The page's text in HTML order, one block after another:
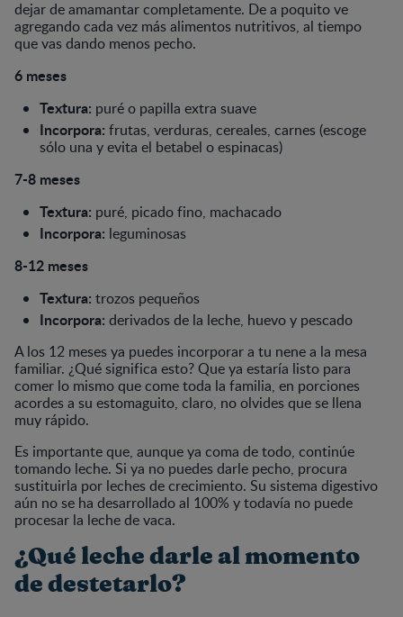
dejar de amamantar completamente. De a poquito ve
agregando cada vez más alimentos nutritivos, al tiempo
que vas dando menos pecho.
6 meses
Textura: puré o papilla extra suave
Incorpora: frutas, verduras, cereales, carnes (escoge
sólo una y evita el betabel o espinacas)
7-8 meses
Textura: puré, picado fino, machacado
Incorpora: leguminosas
8-12 meses
Textura: trozos pequeños
Incorpora: derivados de la leche, huevo y pescado
A los 12 meses ya puedes incorporar a tu nene a la mesa
familiar. ¿Qué significa esto? Que ya estaría listo para
comer lo mismo que come toda la familia, en porciones
acordes a su estomaguito, claro, no olvides que se llena
muy rápido.
Es importante que, aunque ya coma de todo, continúe
tomando leche. Si ya no puedes darle pecho, procura
sustituirla por leches de crecimiento. Su sistema digestivo
aún no se ha desarrollado al 100% y todavía no puede
procesar la leche de vaca.
¿Qué leche darle al momento
de destetarlo?